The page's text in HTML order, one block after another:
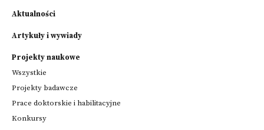
Aktualności
Artykuły i wywiady
Projekty naukowe
Wszystkie
Projekty badawcze
Prace doktorskie i habilitacyjne
Konkursy